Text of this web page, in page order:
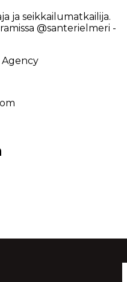
ja seikkailumatkailija.
@santerielmeri -
Agency